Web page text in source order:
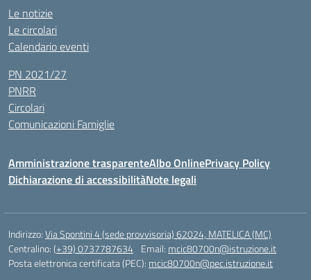
Le notizie
Le circolari
Calendario eventi
PN 2021/27
PNRR
Circolari
Comunicazioni Famiglie
Amministrazione trasparenteAlbo OnlinePrivacy Policy
Dichiarazione di accessibilitàNote legali
Indirizzo:Via Spontini 4 (sede provvisoria) 62024, MATELICA (MC)
Centralino:(+39) 0737787634 Email: mcic80700n@istruzione.it
Posta elettronica certificata (PEC): mcic80700n@pec.istruzione.it